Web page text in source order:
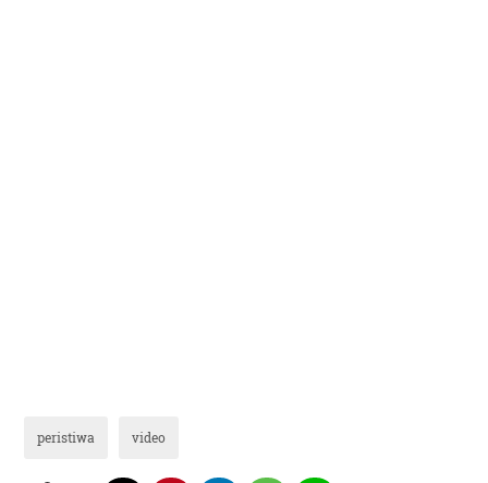
peristiwa video